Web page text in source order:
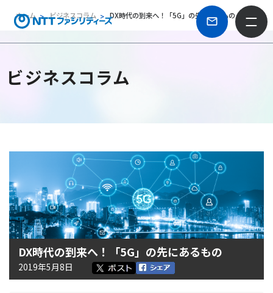
ホーム ビジネスコラム DX時代の到来へ！「5G」の先にあるもの
ビジネスコラム
DX時代の到来へ！「5G」の先にあるもの
2019年5月8日